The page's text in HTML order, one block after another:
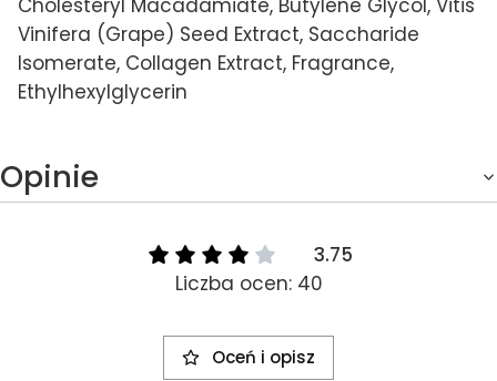
Cholesteryl Macadamiate, Butylene Glycol, Vitis
Vinifera (Grape) Seed Extract, Saccharide
Isomerate, Collagen Extract, Fragrance,
Ethylhexylglycerin
Opinie
3.75
Liczba ocen: 40
Oceń i opisz